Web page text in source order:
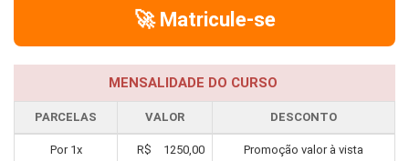
🚀 Matricule-se
MENSALIDADE DO CURSO
PARCELAS VALOR DESCONTO
Por 1x R$ 1250,00 Promoção valor à vista